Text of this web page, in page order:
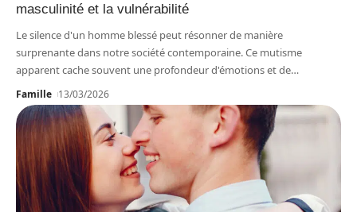
masculinité et la vulnérabilité
Le silence d'un homme blessé peut résonner de manière
surprenante dans notre société contemporaine. Ce mutisme
apparent cache souvent une profondeur d'émotions et de…
Famille 13/03/2026